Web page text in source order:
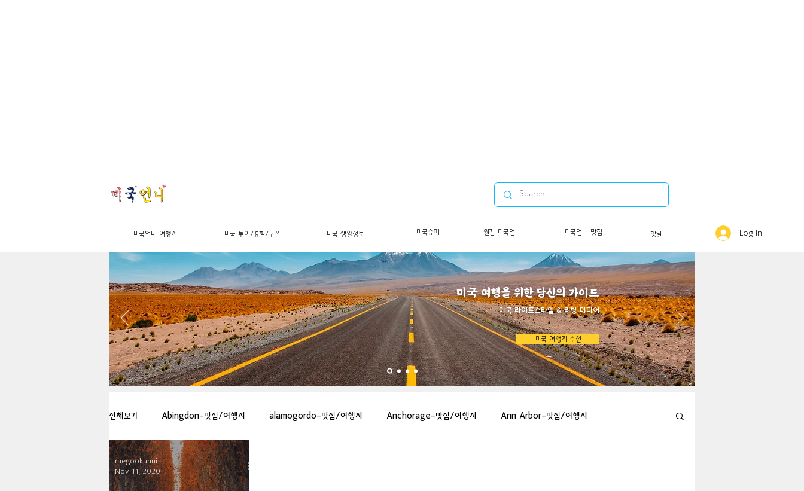
미국 여행을 위한 당신의 가이드
​미국 라이프스타일 & 리빙 미디어
미국 여행지 추천
전체보기 Abingdon-맛집/여행지 alamogordo-맛집/여행지 Anchorage-맛집/여행지 Ann Arbor-맛집/여행지
Arlington-맛집/여행지 Arlington-맛집/여행지
megookunni
Nov 11, 2020
미국언니 여행지 미국 투어/경험/쿠폰 미국 생활정보 미국슈퍼 월간 미국언니 미국언니 맛집 핫딜 Log In